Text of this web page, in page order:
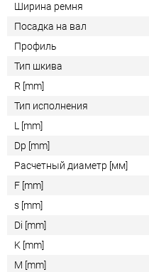
Ширина ремня
Посадка на вал
Профиль
Тип шкива
R [mm]
Тип исполнения
L [mm]
Dp [mm]
Расчетный диаметр [мм]
F [mm]
s [mm]
Di [mm]
K [mm]
M [mm]